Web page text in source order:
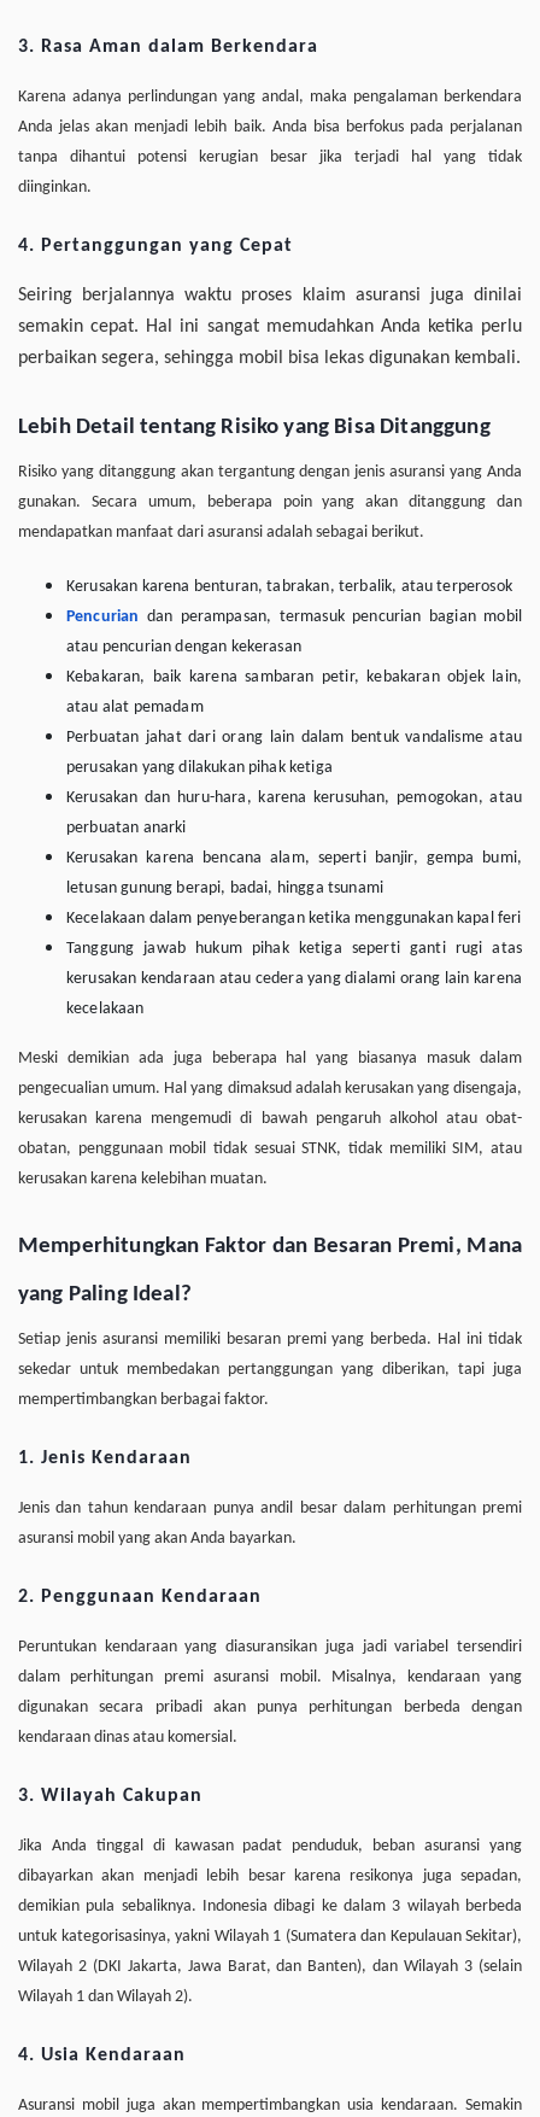
3. Rasa Aman dalam Berkendara
Karena adanya perlindungan yang andal, maka pengalaman berkendara
Anda jelas akan menjadi lebih baik. Anda bisa berfokus pada perjalanan
tanpa dihantui potensi kerugian besar jika terjadi hal yang tidak
diinginkan.
4. Pertanggungan yang Cepat
Seiring berjalannya waktu proses klaim asuransi juga dinilai
semakin cepat. Hal ini sangat memudahkan Anda ketika perlu
perbaikan segera, sehingga mobil bisa lekas digunakan kembali.
Lebih Detail tentang Risiko yang Bisa Ditanggung
Risiko yang ditanggung akan tergantung dengan jenis asuransi yang Anda
gunakan. Secara umum, beberapa poin yang akan ditanggung dan
mendapatkan manfaat dari asuransi adalah sebagai berikut.
Kerusakan karena benturan, tabrakan, terbalik, atau terperosok
Pencurian dan perampasan, termasuk pencurian bagian mobil
atau pencurian dengan kekerasan
Kebakaran, baik karena sambaran petir, kebakaran objek lain,
atau alat pemadam
Perbuatan jahat dari orang lain dalam bentuk vandalisme atau
perusakan yang dilakukan pihak ketiga
Kerusakan dan huru-hara, karena kerusuhan, pemogokan, atau
perbuatan anarki
Kerusakan karena bencana alam, seperti banjir, gempa bumi,
letusan gunung berapi, badai, hingga tsunami
Kecelakaan dalam penyeberangan ketika menggunakan kapal feri
Tanggung jawab hukum pihak ketiga seperti ganti rugi atas
kerusakan kendaraan atau cedera yang dialami orang lain karena
kecelakaan
Meski demikian ada juga beberapa hal yang biasanya masuk dalam
pengecualian umum. Hal yang dimaksud adalah kerusakan yang disengaja,
kerusakan karena mengemudi di bawah pengaruh alkohol atau obat-
obatan, penggunaan mobil tidak sesuai STNK, tidak memiliki SIM, atau
kerusakan karena kelebihan muatan.
Memperhitungkan Faktor dan Besaran Premi, Mana
yang Paling Ideal?
Setiap jenis asuransi memiliki besaran premi yang berbeda. Hal ini tidak
sekedar untuk membedakan pertanggungan yang diberikan, tapi juga
mempertimbangkan berbagai faktor.
1. Jenis Kendaraan
Jenis dan tahun kendaraan punya andil besar dalam perhitungan premi
asuransi mobil yang akan Anda bayarkan.
2. Penggunaan Kendaraan
Peruntukan kendaraan yang diasuransikan juga jadi variabel tersendiri
dalam perhitungan premi asuransi mobil. Misalnya, kendaraan yang
digunakan secara pribadi akan punya perhitungan berbeda dengan
kendaraan dinas atau komersial.
3. Wilayah Cakupan
Jika Anda tinggal di kawasan padat penduduk, beban asuransi yang
dibayarkan akan menjadi lebih besar karena resikonya juga sepadan,
demikian pula sebaliknya. Indonesia dibagi ke dalam 3 wilayah berbeda
untuk kategorisasinya, yakni Wilayah 1 (Sumatera dan Kepulauan Sekitar),
Wilayah 2 (DKI Jakarta, Jawa Barat, dan Banten), dan Wilayah 3 (selain
Wilayah 1 dan Wilayah 2).
4. Usia Kendaraan
Asuransi mobil juga akan mempertimbangkan usia kendaraan. Semakin